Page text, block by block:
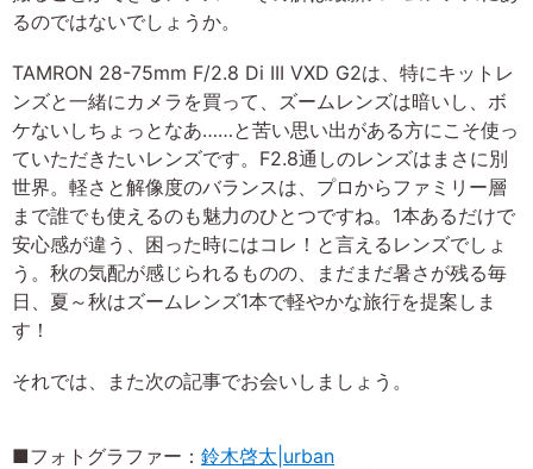
るのではないでしょうか。
TAMRON 28-75mm F/2.8 Di III VXD G2は、特にキットレ
ンズと一緒にカメラを買って、ズームレンズは暗いし、ボ
ケないしちょっとなあ……と苦い思い出がある方にこそ使っ
ていただきたいレンズです。F2.8通しのレンズはまさに別
世界。軽さと解像度のバランスは、プロからファミリー層
まで誰でも使えるのも魅力のひとつですね。1本あるだけで
安心感が違う、困った時にはコレ！と言えるレンズでしょ
う。秋の気配が感じられるものの、まだまだ暑さが残る毎
日、夏～秋はズームレンズ1本で軽やかな旅行を提案しま
す！
それでは、また次の記事でお会いしましょう。
■フォトグラファー： 鈴木啓太|urban